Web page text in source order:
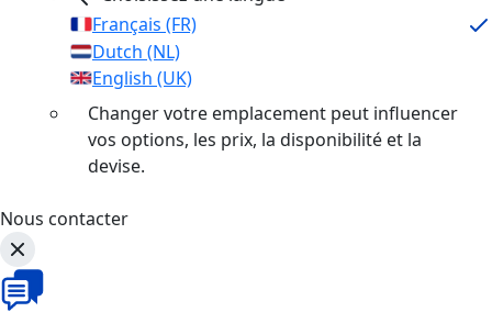
Français (FR)
Dutch (NL)
English (UK)
Changer votre emplacement peut influencer
vos options, les prix, la disponibilité et la
devise.
Nous contacter